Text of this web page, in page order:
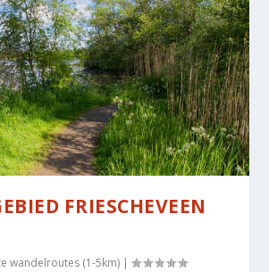
FRIESCHEVEEN
wandelroutes (1-5km) |